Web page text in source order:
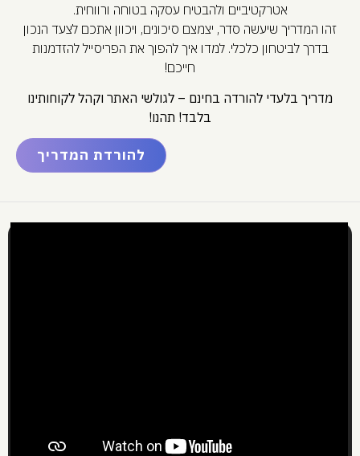
אטרקטיביים ולהבטיח עסקה בטוחה ורווחית.
זהו המדריך שיעשה סדר, יצמצם סיכונים, ויכוון אתכם לצעד הנכון
בדרך לביטחון כלכלי. למדו איך להפוך את הפריסייל להזדמנות
חייכם!
מדריך בלעדי להורדה בחינם – לגולשי האתר וקהל לקוחותינו
בלבד! תהנו!
להורדת המדריך